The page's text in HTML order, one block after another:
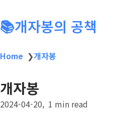
📚개자봉의 공책
Home ❯개자봉
개자봉
2024-04-20 1 min read